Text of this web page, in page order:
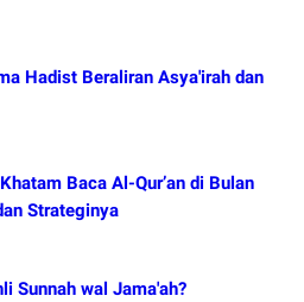
Hadist Beraliran Asya'irah dan
Baca Al-Qur’an di Bulan
Strateginya
Sunnah wal Jama'ah?